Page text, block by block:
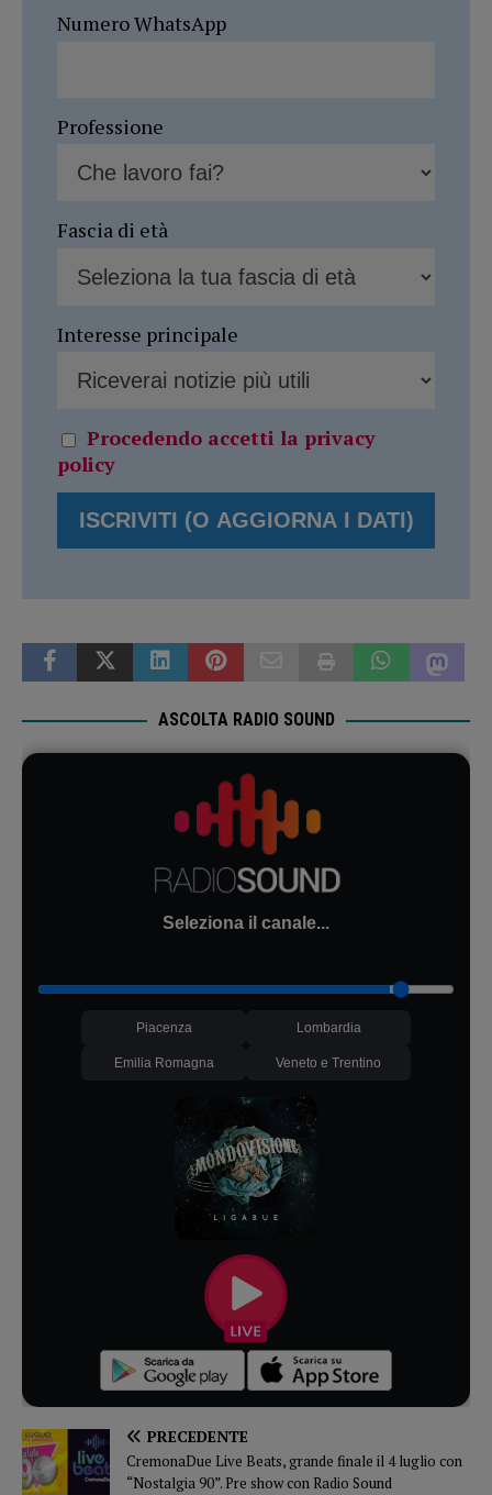
Numero WhatsApp
Professione
Fascia di età
Interesse principale
Procedendo accetti la privacy
policy
ASCOLTA RADIO SOUND
Seleziona il canale...
Piacenza Lombardia
Emilia Romagna Veneto e Trentino
PRECEDENTE
CremonaDue Live Beats, grande finale il 4 luglio con
“Nostalgia 90”. Pre show con Radio Sound